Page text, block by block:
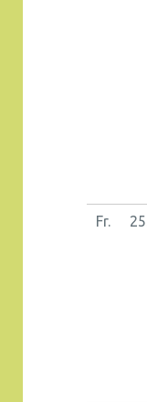
Fr.